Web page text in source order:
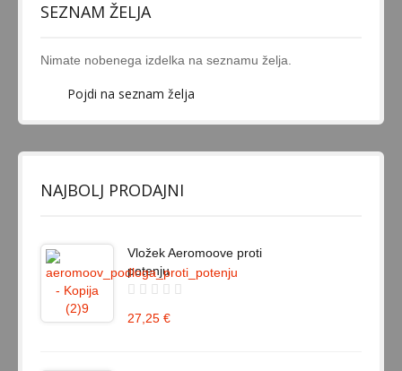
SEZNAM ŽELJA
Nimate nobenega izdelka na seznamu želja.
Pojdi na seznam želja
NAJBOLJ PRODAJNI
Vložek Aeromoove proti
potenju
27,25 €